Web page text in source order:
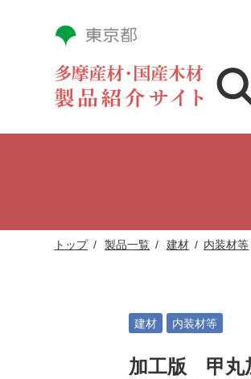
トップ 製品一覧 建材 内装材等
建材 内装材等
加工版 甲丸